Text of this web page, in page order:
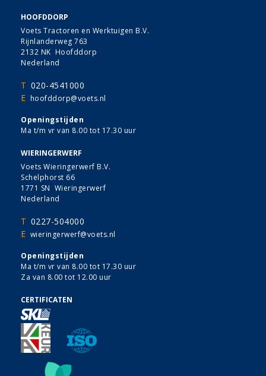
HOOFDDORP
Voets Tractoren en Werktuigen B.V.
Rijnlanderweg 763
2132 NK Hoofddorp
Nederland
T 020-4541000
E hoofddorp@voets.nl
Openingstijden
Ma t/m vr van 8.00 tot 17.30 uur
WIERINGERWERF
Voets Wieringerwerf B.V.
Schelphorst 66
1771 SN Wieringerwerf
Nederland
T 0227-504000
E wieringerwerf@voets.nl
Openingstijden
Ma t/m vr van 8.00 tot 17.30 uur
Za van 8.00 tot 12.00 uur
CERTIFICATEN